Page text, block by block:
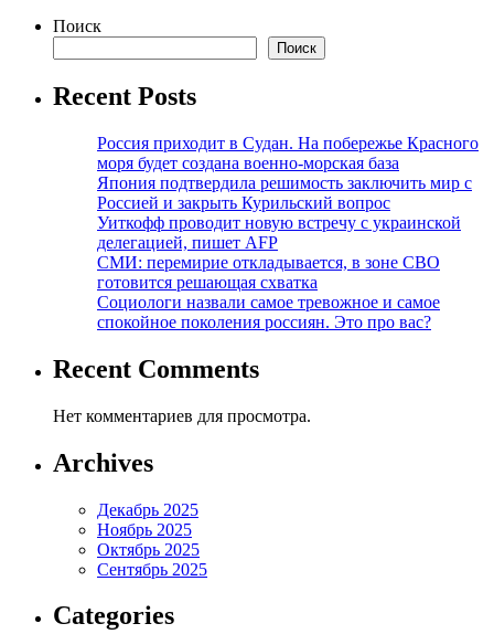
Поиск
Поиск
Recent Posts
Россия приходит в Судан. На побережье Красного
моря будет создана военно-морская база
Япония подтвердила решимость заключить мир с
Россией и закрыть Курильский вопрос
Уиткофф проводит новую встречу с украинской
делегацией, пишет AFP
СМИ: перемирие откладывается, в зоне СВО
готовится решающая схватка
Социологи назвали самое тревожное и самое
спокойное поколения россиян. Это про вас?
Recent Comments
Нет комментариев для просмотра.
Archives
Декабрь 2025
Ноябрь 2025
Октябрь 2025
Сентябрь 2025
Categories